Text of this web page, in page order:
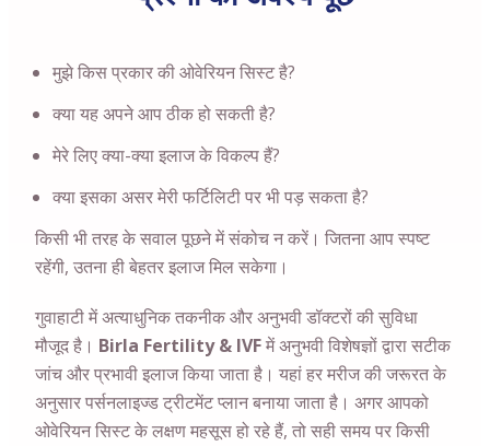
मुझे किस प्रकार की ओवेरियन सिस्ट है?
क्या यह अपने आप ठीक हो सकती है?
मेरे लिए क्या-क्या इलाज के विकल्प हैं?
क्या इसका असर मेरी फर्टिलिटी पर भी पड़ सकता है?
किसी भी तरह के सवाल पूछने में संकोच न करें। जितना आप स्पष्ट
रहेंगी, उतना ही बेहतर इलाज मिल सकेगा।
गुवाहाटीमें अत्याधुनिक तकनीक और अनुभवी डॉक्टरों की सुविधा
मौजूद है। Birla Fertility & IVFमें अनुभवी विशेषज्ञों द्वारा सटीक
जांच और प्रभावी इलाज किया जाता है। यहां हर मरीज की जरूरत के
अनुसार पर्सनलाइज्ड ट्रीटमेंट प्लान बनाया जाता है। अगर आपको
ओवेरियन सिस्ट के लक्षण महसूस हो रहे हैं, तो सही समय पर किसी